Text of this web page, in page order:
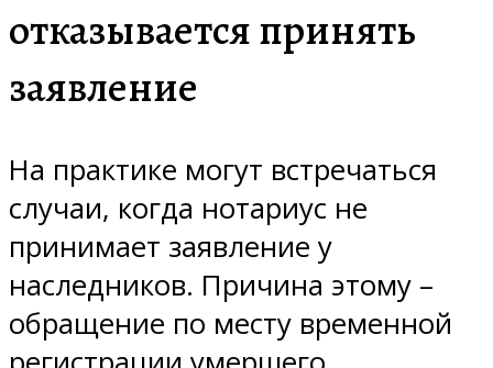
отказывается принять
заявление
На практике могут встречаться
случаи, когда нотариус не
принимает заявление у
наследников. Причина этому –
обращение по месту временной